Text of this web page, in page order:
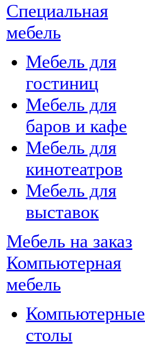
Специальная
мебель
Мебель для
гостиниц
Мебель для
баров и кафе
Мебель для
кинотеатров
Мебель для
выставок
Мебель на заказ
Компьютерная
мебель
Компьютерные
столы